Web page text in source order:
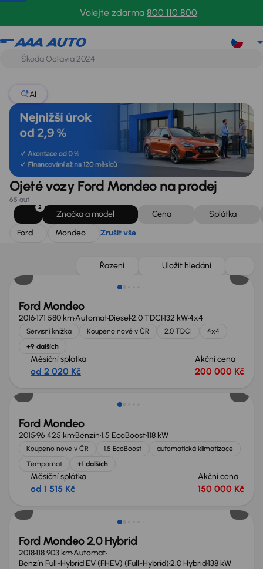
Volejte zdarma 800 110 800
Ford
AI
Ojeté vozy Ford Mondeo na prodej
65 aut
2
Značka a model Cena
Splátka
Ford
Mondeo Zrušit vše
Řazení Uložit hledání
Zlevněno o 30 000 Kč
Ford Mondeo
2016171 580 kmAutomatDiesel2.0 TDCI132 kW4x4
Servisní knížka Koupeno nové v ČR 2.0 TDCI
4x4
+9 dalších
Měsíční splátka
od 2 020 Kč
Akční cena
200 000 Kč
Zlevněno o 20 000 Kč
Ford Mondeo
201596 425 kmBenzín1.5 EcoBoost118 kW
Koupeno nové v ČR 1.5 EcoBoost
automatická klimatizace
Tempomat
+1 dalších
Měsíční splátka
od 1 515 Kč
Akční cena
150 000 Kč
Zlevněno o 10 000 Kč
Ford Mondeo 2.0 Hybrid
2018118 903 kmAutomat
Benzín Full-Hybrid EV (FHEV) (Full-Hybrid)2.0 Hybrid138 kW